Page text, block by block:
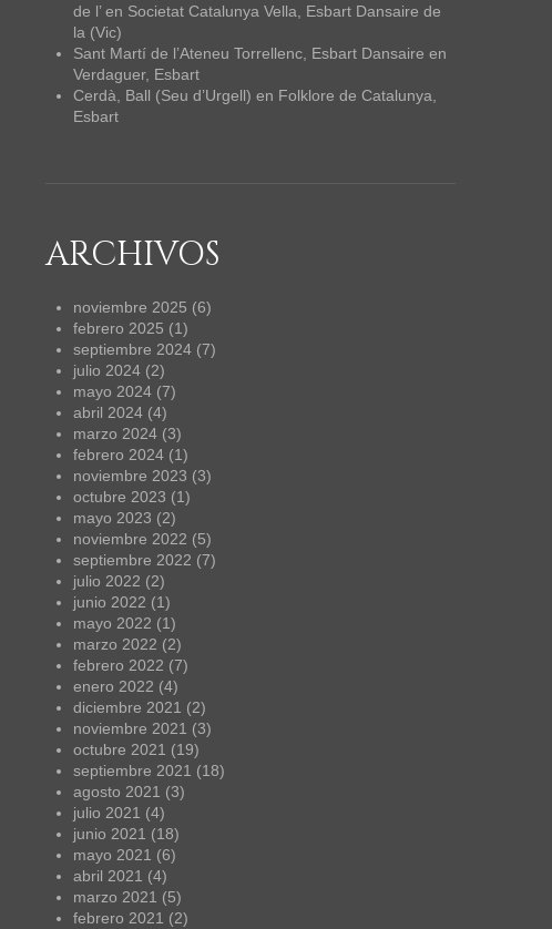
de l’en Societat Catalunya Vella, Esbart Dansaire de
la (Vic)
Sant Martí de l’Ateneu Torrellenc, Esbart Dansaire en
Verdaguer, Esbart
Cerdà, Ball (Seu d’Urgell) en Folklore de Catalunya,
Esbart
ARCHIVOS
noviembre 2025 (6)
febrero 2025 (1)
septiembre 2024 (7)
julio 2024 (2)
mayo 2024 (7)
abril 2024 (4)
marzo 2024 (3)
febrero 2024 (1)
noviembre 2023 (3)
octubre 2023 (1)
mayo 2023 (2)
noviembre 2022 (5)
septiembre 2022 (7)
julio 2022 (2)
junio 2022 (1)
mayo 2022 (1)
marzo 2022 (2)
febrero 2022 (7)
enero 2022 (4)
diciembre 2021 (2)
noviembre 2021 (3)
octubre 2021 (19)
septiembre 2021 (18)
agosto 2021 (3)
julio 2021 (4)
junio 2021 (18)
mayo 2021 (6)
abril 2021 (4)
marzo 2021 (5)
febrero 2021 (2)